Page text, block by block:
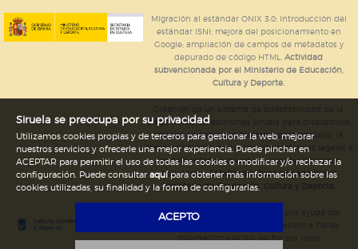
Migración al estándar ONIX 3.0; introducción del
estándar ISNI; mejora del posicionamiento en
Google; ampliación de campos de metadatos y
depurado de código HTML.Actividad
subvencionada por el Ministerio de Educación,
Cultura y Deporte.
página web de ediciones Siruela para dispositivos
móviles en todos sus formatos para impulsar la
comercialización de contenidos culturales legales e
implementación de los recursos tecnológicos
necesarios.Actividad subvencionada por el
Ministerio de Educación, Cultura y Deporte.
Ediciones Siruela ha percibido una ayuda del
Internacionales del sector del libro.
Siruela se preocupa por su privacidad
Utilizamos cookies propias y de terceros para gestionar la web, mejorar
nuestros servicios y ofrecerle una mejor experiencia. Puede pinchar en
ACEPTAR para permitir el uso de todas las cookies o modificar y/o rechazar la
configuración. Puede consultar aquípara obtener más información sobre las
cookies utilizadas, su finalidad y la forma de configurarlas.
ACEPTO